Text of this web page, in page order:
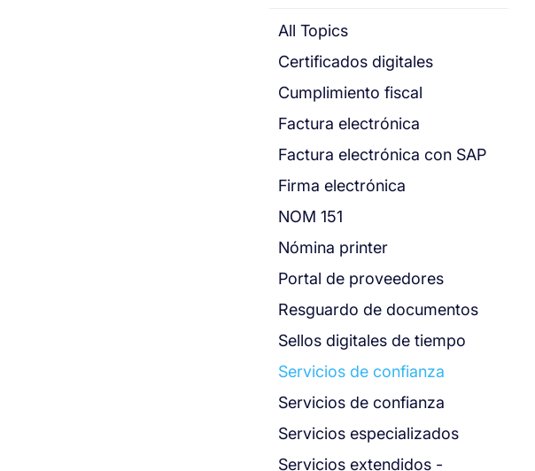
All Topics
Certificados digitales
Cumplimiento fiscal
Factura electrónica
Factura electrónica con SAP
Firma electrónica
NOM 151
Nómina printer
Portal de proveedores
Resguardo de documentos
Sellos digitales de tiempo
Servicios de confianza
Servicios de confianza
Servicios especializados
Servicios extendidos -